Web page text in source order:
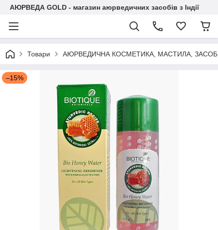
АЮРВЕДА GOLD - магазин аюрведичних засобів з Індії
Товари АЮРВЕДИЧНА КОСМЕТИКА, МАСТИЛА,
–15%